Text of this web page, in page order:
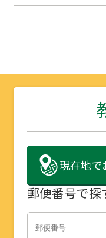
現在地で
郵便番号で探